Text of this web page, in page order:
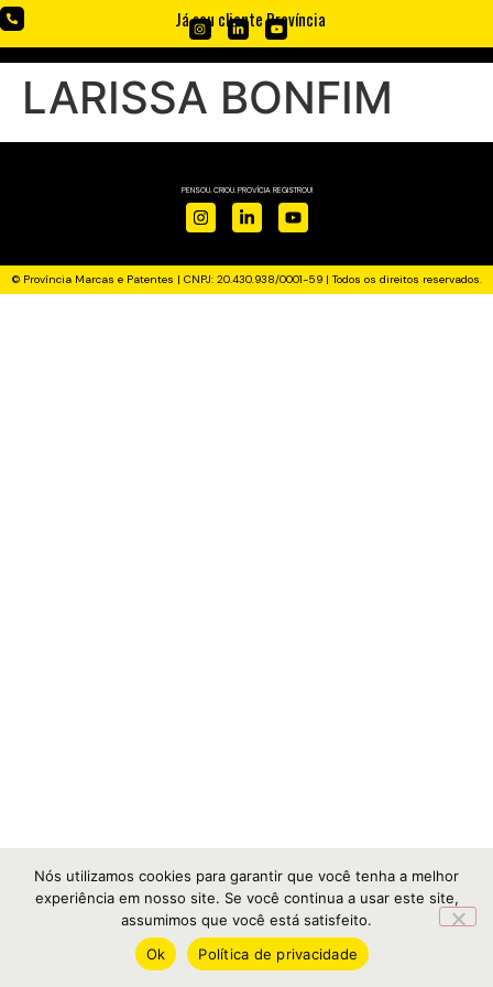
Já sou cliente Província
LARISSA BONFIM
PENSOU. CRIOU. PROVÍCIA REGISTROU!
© Província Marcas e Patentes | CNPJ: 20.430.938/0001-59 | Todos os direitos reservados.
Nós utilizamos cookies para garantir que você tenha a melhor
experiência em nosso site. Se você continua a usar este site,
assumimos que você está satisfeito.
Ok
Política de privacidade